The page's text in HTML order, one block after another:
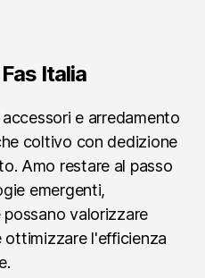
Italia
e arredamento
coltivo con dedizione
Amo restare al passo
emergenti,
valorizzare
ottimizzare l'efficienza